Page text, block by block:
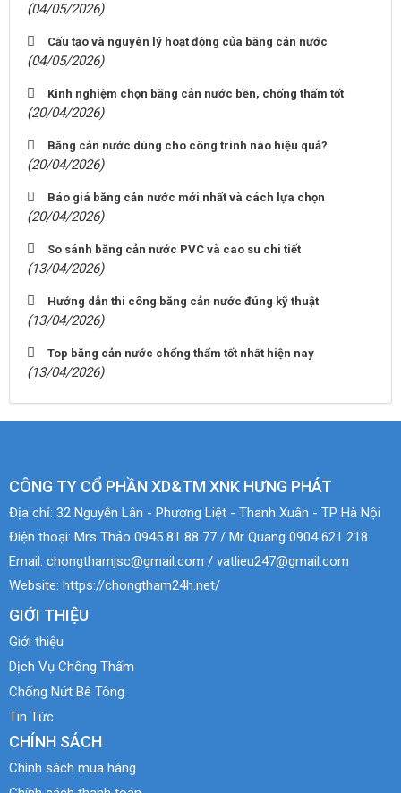
(04/05/2026)
Cấu tạo và nguyên lý hoạt động của băng cản nước
(04/05/2026)
Kinh nghiệm chọn băng cản nước bền, chống thấm tốt
(20/04/2026)
Băng cản nước dùng cho công trình nào hiệu quả?
(20/04/2026)
Báo giá băng cản nước mới nhất và cách lựa chọn
(20/04/2026)
So sánh băng cản nước PVC và cao su chi tiết
(13/04/2026)
Hướng dẫn thi công băng cản nước đúng kỹ thuật
(13/04/2026)
Top băng cản nước chống thấm tốt nhất hiện nay
(13/04/2026)
CÔNG TY CỔ PHẦN XD&TM XNK HƯNG PHÁT
Địa chỉ: 32 Nguyễn Lân - Phương Liệt - Thanh Xuân - TP Hà Nội
Điện thoại: Mrs Thảo 0945 81 88 77 / Mr Quang 0904 621 218
Email: chongthamjsc@gmail.com / vatlieu247@gmail.com
Website: https://chongtham24h.net/
GIỚI THIỆU
Giới thiệu
Dịch Vụ Chống Thấm
Chống Nứt Bê Tông
Tin Tức
CHÍNH SÁCH
Chính sách mua hàng